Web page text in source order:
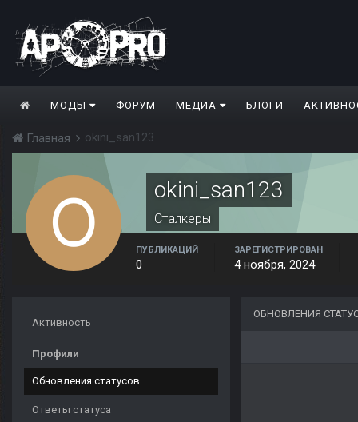
МОДЫ ФОРУМ МЕДИА БЛОГИ
Главная okini_san123
okini_san123
Сталкеры
ПУБЛИКАЦИЙ
0
ЗАРЕГИСТРИРОВАН
4 ноября, 2024
Активность
Профили
Обновления статусов
Ответы статуса
ОБНОВЛЕНИЯ